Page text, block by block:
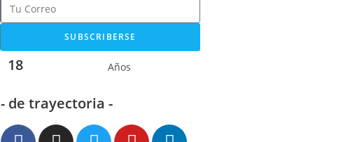
SUBSCRIBERSE
18 Años
- de trayectoria -